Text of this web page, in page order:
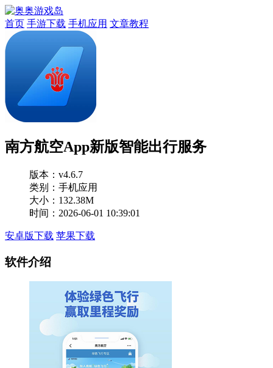
首页 手游下载 手机应用 文章教程
南方航空App新版智能出行服务
版本： v4.6.7
类别：手机应用
大小：132.38M
时间：2026-06-01 10:39:01
安卓版下载 苹果下载
软件介绍